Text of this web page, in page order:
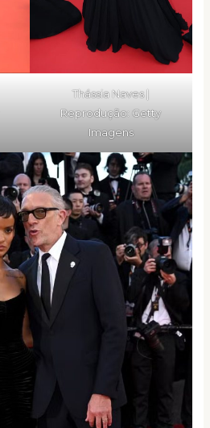
Thássia Naves |
Reprodução: Getty
Imagens